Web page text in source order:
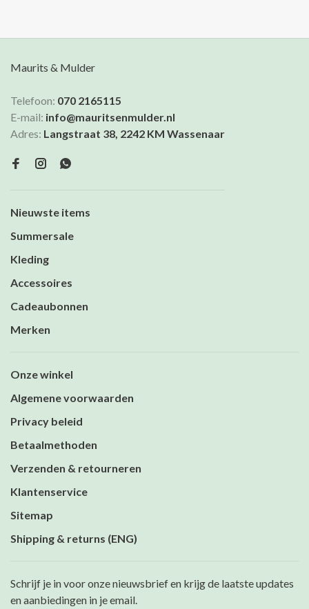
Maurits & Mulder
Telefoon: 070 2165115
E-mail: info@mauritsenmulder.nl
Adres: Langstraat 38, 2242 KM Wassenaar
Nieuwste items
Summersale
Kleding
Accessoires
Cadeaubonnen
Merken
Onze winkel
Algemene voorwaarden
Privacy beleid
Betaalmethoden
Verzenden & retourneren
Klantenservice
Sitemap
Shipping & returns (ENG)
Schrijf je in voor onze nieuwsbrief en krijg de laatste updates
en aanbiedingen in je email.